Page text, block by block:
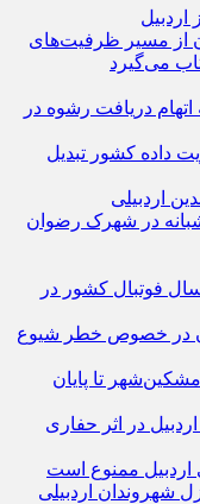
از مسیر ظرفیت‌های
می‌گیرد
دریافت رشوه در
داده کشور تبدیل
اردبیلی
در شهرک رضوان
اردوی استعدادیابی زیر ۱۶ سال فوتبال کشور در
در خصوص خطر شیوع
مشکین‌شهر تا پایان
در اثر حفاری
اردبیل ممنوع است
شهروندان اردبیلی